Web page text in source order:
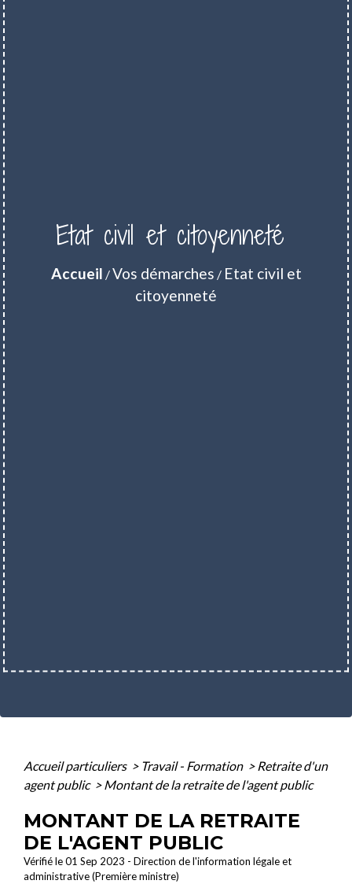
Etat civil et citoyenneté
Accueil /Vos démarches / Etat civil et
citoyenneté
Accueil particuliers > Travail - Formation > Retraite d'un
agent public > Montant de la retraite de l'agent public
MONTANT DE LA RETRAITE
DE L'AGENT PUBLIC
Vérifié le 01 Sep 2023 - Direction de l'information légale et
administrative (Première ministre)